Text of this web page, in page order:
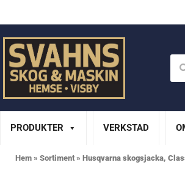
PRODUKTER VERKSTAD
Hem » Sortiment » Husqvarna skogsjacka,